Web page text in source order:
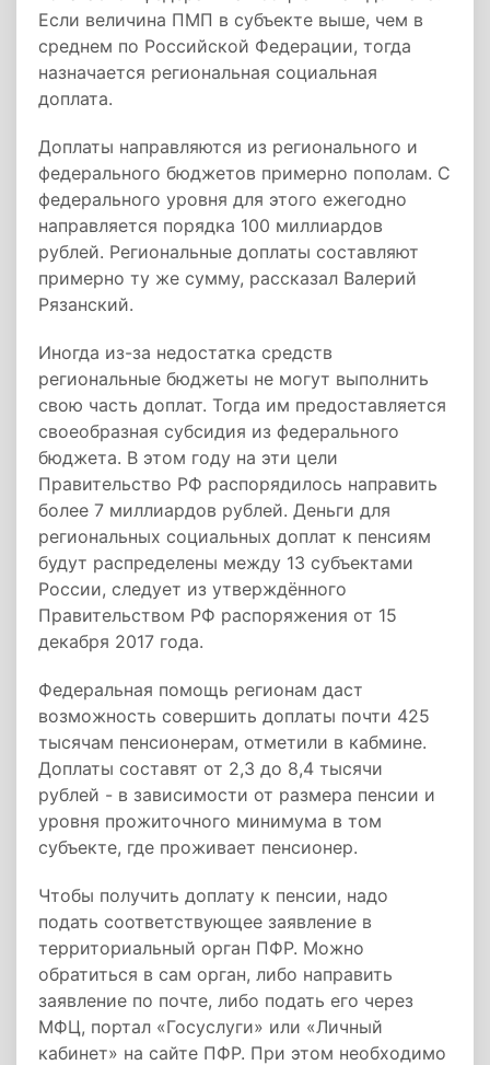
Если величина ПМП в субъекте выше, чем в
среднем по Российской Федерации, тогда
назначается региональная социальная
доплата.
Доплаты направляются из регионального и
федерального бюджетов примерно пополам. С
федерального уровня для этого ежегодно
направляется порядка 100 миллиардов
рублей. Региональные доплаты составляют
примерно ту же сумму, рассказал Валерий
Рязанский.
Иногда из-за недостатка средств
региональные бюджеты не могут выполнить
свою часть доплат. Тогда им предоставляется
своеобразная субсидия из федерального
бюджета. В этом году на эти цели
Правительство РФ распорядилось направить
более 7 миллиардов рублей. Деньги для
региональных социальных доплат к пенсиям
будут распределены между 13 субъектами
России, следует из утверждённого
Правительством РФ распоряжения от 15
декабря 2017 года.
Федеральная помощь регионам даст
возможность совершить доплаты почти 425
тысячам пенсионерам, отметили в кабмине.
Доплаты составят от 2,3 до 8,4 тысячи
рублей - в зависимости от размера пенсии и
уровня прожиточного минимума в том
субъекте, где проживает пенсионер.
Чтобы получить доплату к пенсии, надо
подать соответствующее заявление в
территориальный орган ПФР. Можно
обратиться в сам орган, либо направить
заявление по почте, либо подать его через
МФЦ, портал «Госуслуги» или «Личный
кабинет» на сайте ПФР. При этом необходимо